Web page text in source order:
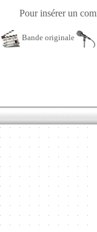
Pour insérer un
Bande originale